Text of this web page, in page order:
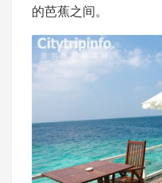
的芭蕉之间。